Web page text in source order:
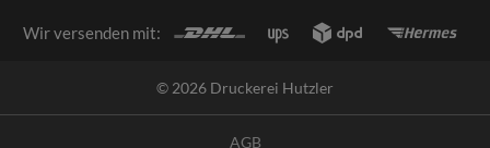
Wir versenden mit:
© 2026 Druckerei Hutzler
AGB